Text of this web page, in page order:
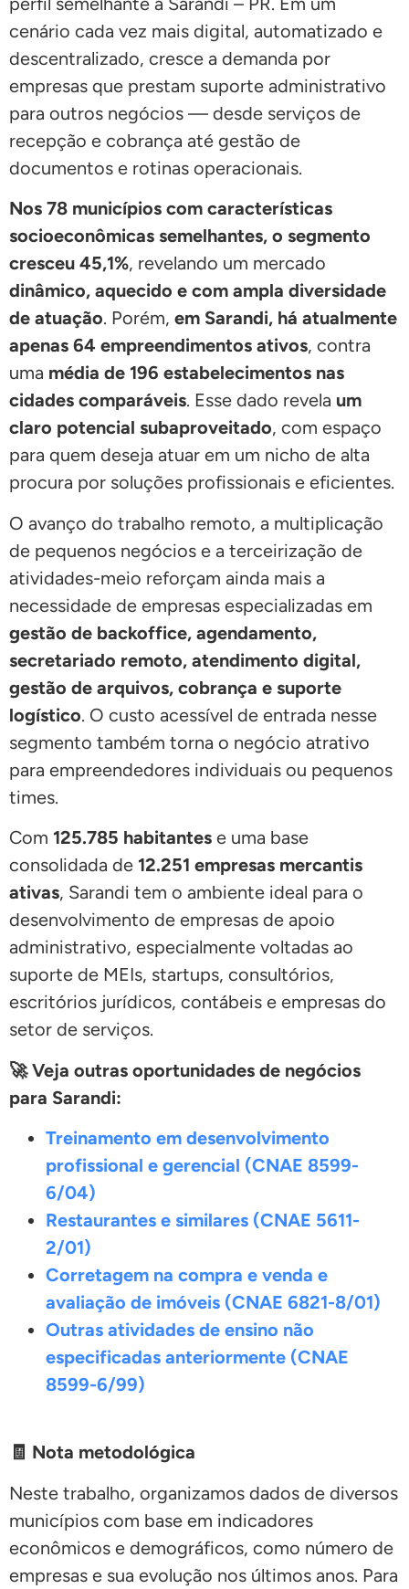
cenário cada vez mais digital, automatizado e
descentralizado, cresce a demanda por
empresas que prestam suporte administrativo
para outros negócios — desde serviços de
recepção e cobrança até gestão de
documentos e rotinas operacionais.
Nos 78 municípios com características
socioeconômicas semelhantes, o segmento
cresceu 45,1%, revelando um mercado
dinâmico, aquecido e com ampla diversidade
de atuação. Porém, em Sarandi, há atualmente
apenas 64 empreendimentos ativos, contra
uma média de 196 estabelecimentos nas
cidades comparáveis. Esse dado revela um
claro potencial subaproveitado, com espaço
para quem deseja atuar em um nicho de alta
procura por soluções profissionais e eficientes.
O avanço do trabalho remoto, a multiplicação
de pequenos negócios e a terceirização de
atividades-meio reforçam ainda mais a
necessidade de empresas especializadas em
gestão de backoffice, agendamento,
secretariado remoto, atendimento digital,
gestão de arquivos, cobrança e suporte
logístico. O custo acessível de entrada nesse
segmento também torna o negócio atrativo
para empreendedores individuais ou pequenos
times.
Com 125.785 habitantes e uma base
consolidada de 12.251 empresas mercantis
ativas, Sarandi tem o ambiente ideal para o
desenvolvimento de empresas de apoio
administrativo, especialmente voltadas ao
suporte de MEIs, startups, consultórios,
escritórios jurídicos, contábeis e empresas do
setor de serviços.
🚀 Veja outras oportunidades de negócios
para Sarandi:
Treinamento em desenvolvimento
profissional e gerencial (CNAE 8599-
6/04)
Restaurantes e similares (CNAE 5611-
2/01)
Corretagem na compra e venda e
avaliação de imóveis (CNAE 6821-8/01)
Outras atividades de ensino não
especificadas anteriormente (CNAE
8599-6/99)
🧾 Nota metodológica
Neste trabalho, organizamos dados de diversos
municípios com base em indicadores
econômicos e demográficos, como número de
empresas e sua evolução nos últimos anos. Para